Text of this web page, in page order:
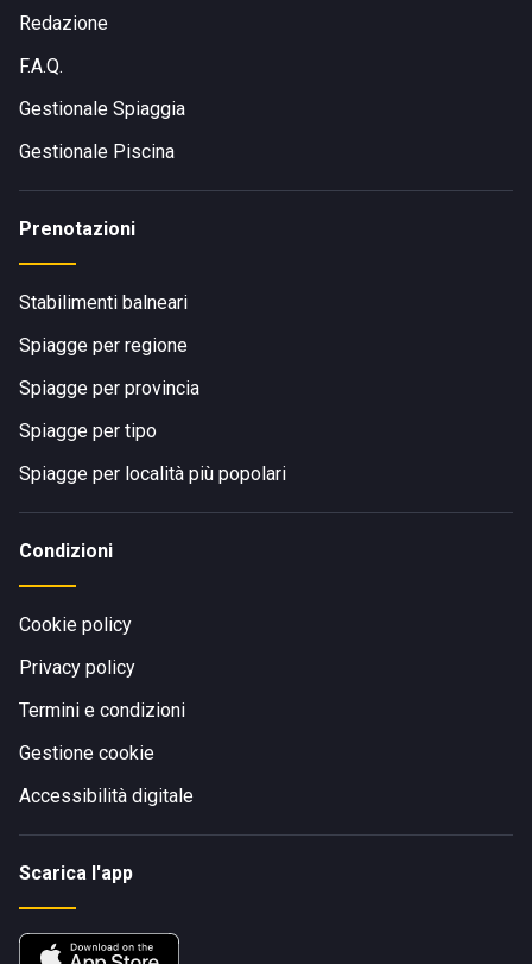
Redazione
F.A.Q.
Gestionale Spiaggia
Gestionale Piscina
Prenotazioni
Stabilimenti balneari
Spiagge per regione
Spiagge per provincia
Spiagge per tipo
Spiagge per località più popolari
Condizioni
Cookie policy
Privacy policy
Termini e condizioni
Gestione cookie
Accessibilità digitale
Scarica l'app